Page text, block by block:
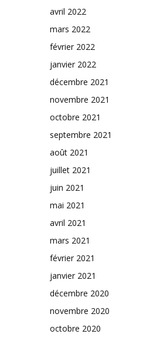
avril 2022
mars 2022
février 2022
janvier 2022
décembre 2021
novembre 2021
octobre 2021
septembre 2021
août 2021
juillet 2021
juin 2021
mai 2021
avril 2021
mars 2021
février 2021
janvier 2021
décembre 2020
novembre 2020
octobre 2020